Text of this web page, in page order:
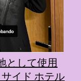
として使用
イド ホテル